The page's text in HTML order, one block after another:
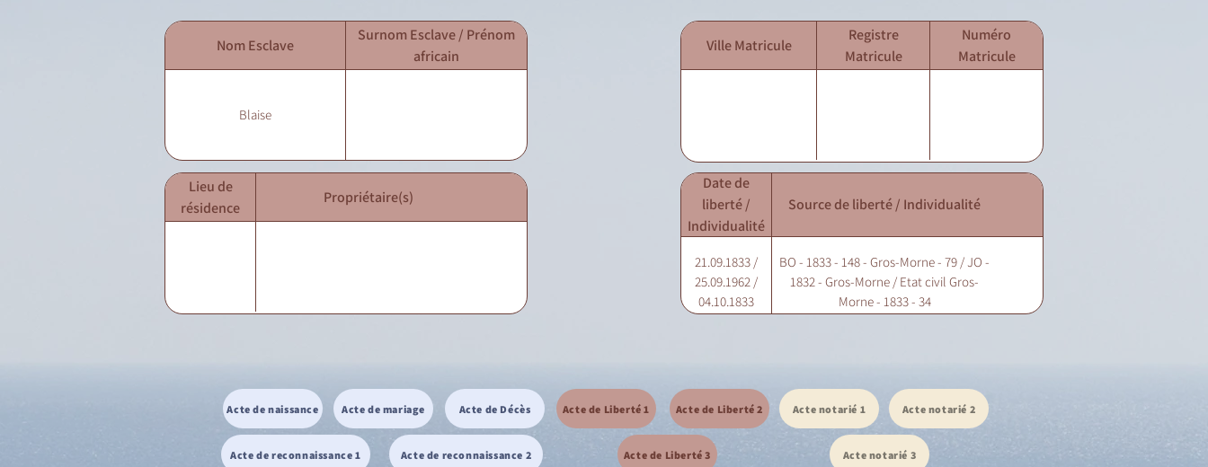
Nom Esclave
Surnom Esclave / Prénom
africain
Blaise
Ville Matricule
Registre
Matricule
Numéro
Matricule
Lieu de
résidence
Propriétaire(s)
Date de
liberté /
Individualité
Source de liberté / Individualité
21.09.1833 /
25.09.1962 /
04.10.1833
BO - 1833 - 148 - Gros-Morne - 79 / JO -
1832 - Gros-Morne / Etat civil Gros-
Morne - 1833 - 34
Acte de naissance Acte de mariage Acte de Décès
Acte de reconnaissance 1 Acte de reconnaissance 2
Acte de Liberté 1 Acte de Liberté 2
Acte de Liberté 3
Acte notarié 1 Acte notarié 2
Acte notarié 3